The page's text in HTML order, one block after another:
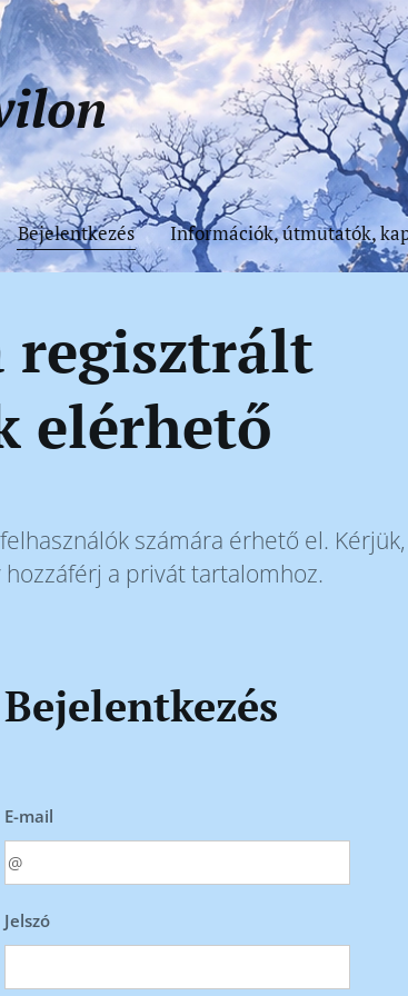
Bejelentkezés Információk, útmutatók,
regisztrált
elérhető
számára érhető el. Kérjük,
a privát tartalomhoz.
Bejelentkezés
E-mail
Jelszó